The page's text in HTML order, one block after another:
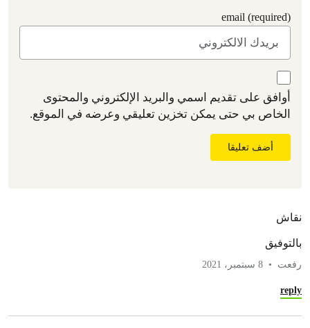
email (required)
أوافق على تقديم اسمي والبريد الإلكتروني والمحتوى
الخاص بي حتى يمكن تخزين تعليقي وعرضه في الموقع.
أضف تعليقا
نقاش
بالتوفيق
رفعت 8 سبتمبر، 2021
reply